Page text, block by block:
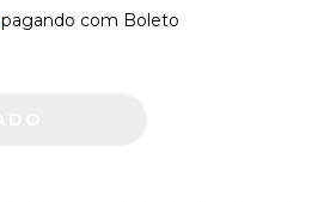
pagando com Boleto